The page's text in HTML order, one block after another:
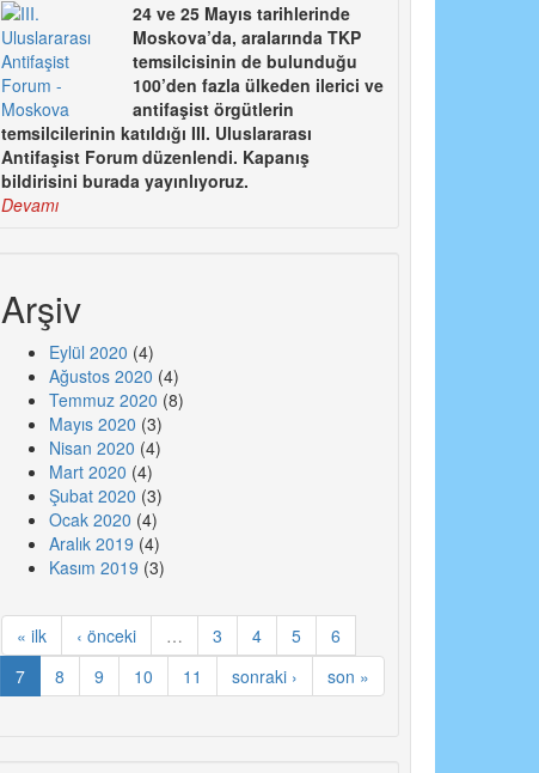
24 ve 25 Mayıs tarihlerinde
Moskova’da, aralarında TKP
temsilcisinin de bulunduğu
100’den fazla ülkeden ilerici ve
antifaşist örgütlerin
temsilcilerinin katıldığı III. Uluslararası
Antifaşist Forum düzenlendi. Kapanış
bildirisini burada yayınlıyoruz.
Devamı
Arşiv
Eylül 2020 (4)
Ağustos 2020 (4)
Temmuz 2020 (8)
Mayıs 2020 (3)
Nisan 2020 (4)
Mart 2020 (4)
Şubat 2020 (3)
Ocak 2020 (4)
Aralık 2019 (4)
Kasım 2019 (3)
« ilk ‹ önceki … 3 4 5
6
7
8 9 10 11 sonraki › son »